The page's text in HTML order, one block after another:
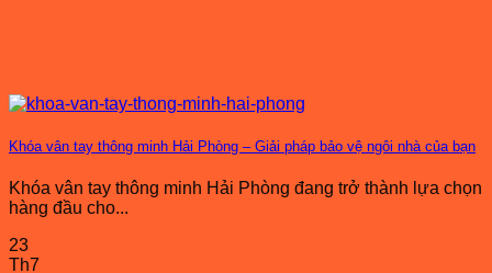
Khóa vân tay thông minh Hải Phòng – Giải pháp bảo vệ ngôi nhà của bạn
Khóa vân tay thông minh Hải Phòng đang trở thành lựa chọn
hàng đầu cho...
23
Th7